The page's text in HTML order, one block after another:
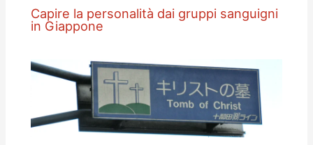
Capire la personalità dai gruppi sanguigni
in Giappone